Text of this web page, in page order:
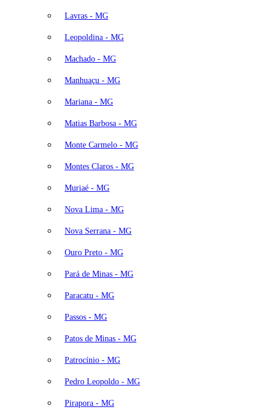
Lavras - MG
Leopoldina - MG
Machado - MG
Manhuaçu - MG
Mariana - MG
Matias Barbosa - MG
Monte Carmelo - MG
Montes Claros - MG
Muriaé - MG
Nova Lima - MG
Nova Serrana - MG
Ouro Preto - MG
Pará de Minas - MG
Paracatu - MG
Passos - MG
Patos de Minas - MG
Patrocínio - MG
Pedro Leopoldo - MG
Pirapora - MG